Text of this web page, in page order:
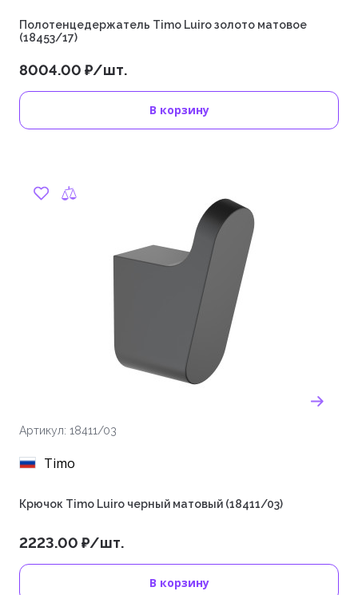
Полотенцедержатель Timo Luiro золото матовое
(18453/17)
8004.00 ₽/шт.
В корзину
Артикул: 18411/03
Timo
Крючок Timo Luiro черный матовый (18411/03)
2223.00 ₽/шт.
В корзину